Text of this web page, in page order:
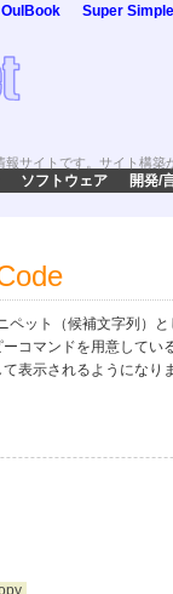
OulBook Super
サイトです。サイト構
ソフトウェア 開発/
ット（候補文字列）
コマンドを用意して
表示されるようになりま